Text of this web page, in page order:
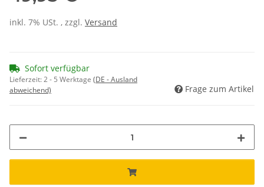
inkl. 7% USt. , zzgl. Versand
Sofort verfügbar
Lieferzeit:2 - 5 Werktage (DE - Ausland
abweichend)
Frage zum Artikel